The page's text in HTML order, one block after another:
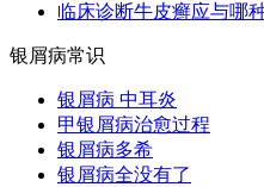
临床诊断牛皮癣应与哪
银屑病常识
银屑病 中耳炎
甲银屑病治愈过程
银屑病多希
银屑病全没有了